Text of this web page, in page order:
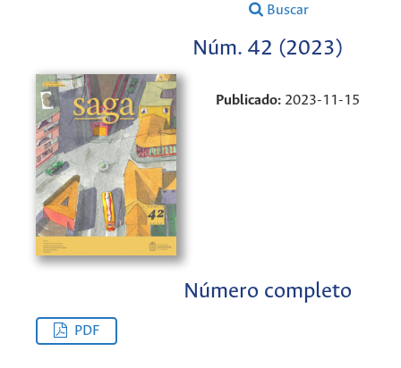
Buscar
Núm. 42 (2023)
Publicado: 2023-11-15
Número completo
PDF